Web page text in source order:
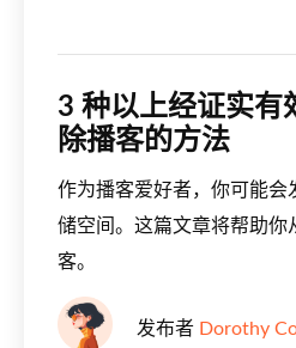
3 种以上经证实有
除播客的方法
作为播客爱好者，你可能会
储空间。这篇文章将帮助你
客。
发布者 Dorothy